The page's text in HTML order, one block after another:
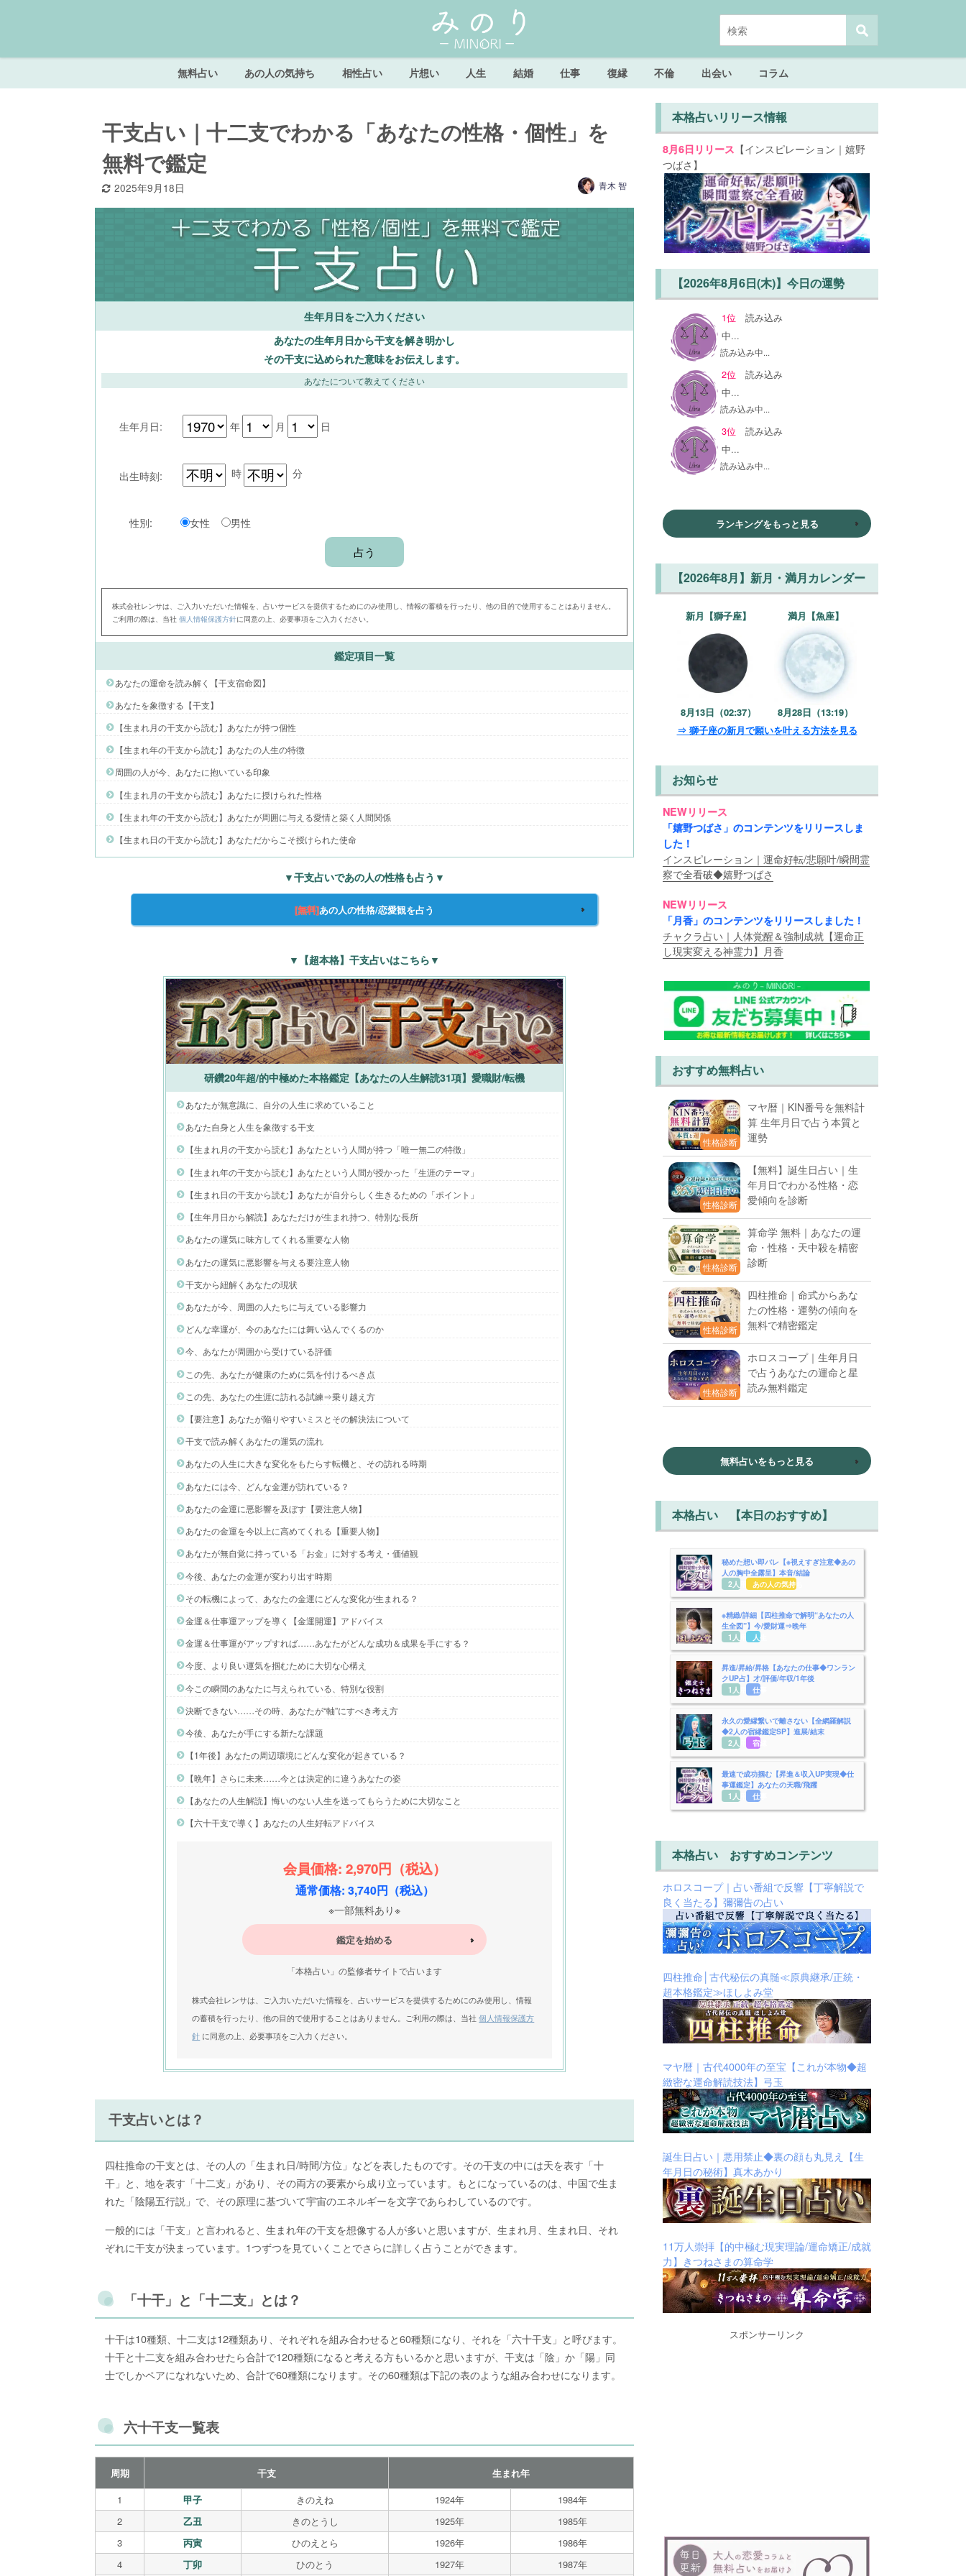
無料占い あの人の気持ち 相性占い 片想い 人生 結婚 仕事 復縁 不倫 出会い コラム
干支占い｜十二支でわかる「あなたの性格・個性」を
無料で鑑定
2025年9月18日 青木 智
生年月日をご入力ください
あなたの生年月日から干支を解き明かし
その干支に込められた意味をお伝えします。
あなたについて教えてください
生年月日: 年 月 日
出生時刻: 時 分
性別: 女性 男性
株式会社レンサは、ご入力いただいた情報を、占いサービスを提供するためにのみ使用し、情報の蓄積を行ったり、他の目的で使用することはありません。
ご利用の際は、当社個人情報保護方針に同意の上、必要事項をご入力ください。
鑑定項目一覧
あなたの運命を読み解く【干支宿命図】
あなたを象徴する【干支】
【生まれ月の干支から読む】あなたが持つ個性
【生まれ年の干支から読む】あなたの人生の特徴
周囲の人が今、あなたに抱いている印象
【生まれ月の干支から読む】あなたに授けられた性格
【生まれ年の干支から読む】あなたが周囲に与える愛情と築く人間関係
【生まれ日の干支から読む】あなただからこそ授けられた使命
▼干支占いであの人の性格も占う▼
[無料]あの人の性格/恋愛観を占う
▼【超本格】干支占いはこちら▼
研鑽20年超/的中極めた本格鑑定【あなたの人生解読31項】愛職財/転機
あなたが無意識に、自分の人生に求めていること
あなた自身と人生を象徴する干支
【生まれ月の干支から読む】あなたという人間が持つ「唯一無二の特徴」
【生まれ年の干支から読む】あなたという人間が授かった「生涯のテーマ」
【生まれ日の干支から読む】あなたが自分らしく生きるための「ポイント」
【生年月日から解読】あなただけが生まれ持つ、特別な長所
あなたの運気に味方してくれる重要な人物
あなたの運気に悪影響を与える要注意人物
干支から紐解くあなたの現状
あなたが今、周囲の人たちに与えている影響力
どんな幸運が、今のあなたには舞い込んでくるのか
今、あなたが周囲から受けている評価
この先、あなたが健康のために気を付けるべき点
この先、あなたの生涯に訪れる試練⇒乗り越え方
【要注意】あなたが陥りやすいミスとその解決法について
干支で読み解くあなたの運気の流れ
あなたの人生に大きな変化をもたらす転機と、その訪れる時期
あなたには今、どんな金運が訪れている？
あなたの金運に悪影響を及ぼす【要注意人物】
あなたの金運を今以上に高めてくれる【重要人物】
あなたが無自覚に持っている「お金」に対する考え・価値観
今後、あなたの金運が変わり出す時期
その転機によって、あなたの金運にどんな変化が生まれる？
金運＆仕事運アップを導く【金運開運】アドバイス
金運＆仕事運がアップすれば……あなたがどんな成功＆成果を手にする？
今度、より良い運気を掴むために大切な心構え
今この瞬間のあなたに与えられている、特別な役割
決断できない……その時、あなたが“軸”にすべき考え方
今後、あなたが手にする新たな課題
【1年後】あなたの周辺環境にどんな変化が起きている？
【晩年】さらに未来……今とは決定的に違うあなたの姿
【あなたの人生解読】悔いのない人生を送ってもらうために大切なこと
【六十干支で導く】あなたの人生好転アドバイス
会員価格: 2,970円（税込）
通常価格: 3,740円（税込）
※一部無料あり※
鑑定を始める
「本格占い」の監修者サイトで占います
株式会社レンサは、ご入力いただいた情報を、占いサービスを提供するためにのみ使用し、情報
の蓄積を行ったり、他の目的で使用することはありません。ご利用の際は、当社個人情報保護方
針 に同意の上、必要事項をご入力ください。
干支占いとは？
四柱推命の干支とは、その人の「生まれ日/時間/方位」などを表したものです。その干支の中には天を表す「十
干」と、地を表す「十二支」があり、その両方の要素から成り立っています。もとになっているのは、中国で生ま
れた「陰陽五行説」で、その原理に基づいて宇宙のエネルギーを文字であらわしているのです。
一般的には「干支」と言われると、生まれ年の干支を想像する人が多いと思いますが、生まれ月、生まれ日、それ
ぞれに干支が決まっています。1つずつを見ていくことでさらに詳しく占うことができます。
「十干」と「十二支」とは？
十干は10種類、十二支は12種類あり、それぞれを組み合わせると60種類になり、それを「六十干支」と呼びます。
十干と十二支を組み合わせたら合計で120種類になると考える方もいるかと思いますが、干支は「陰」か「陽」同
士でしかペアになれないため、合計で60種類になります。その60種類は下記の表のような組み合わせになります。
六十干支一覧表
周期 干支
生まれ年
1
甲子 きのえね 1924年
1984年
2
乙丑 きのとうし 1925年
1985年
3
丙寅 ひのえとら 1926年
1986年
4
丁卯 ひのとう 1927年 1987年
本格占いリリース情報
8月6日リリース 【インスピレーション｜嬉野
つばさ】
【2026年8月6日(木)】今日の運勢
1位読み込み
中...
読み込み中...
2位読み込み
中...
読み込み中...
3位読み込み
中...
読み込み中...
ランキングをもっと見る
【2026年8月】新月・満月カレンダー
新月【獅子座】
8月13日（02:37）
満月【魚座】
8月28日（13:19）
⇒ 獅子座の新月で願いを叶える方法を見る
お知らせ
NEWリリース
「嬉野つばさ」のコンテンツをリリースしま
した！
インスピレーション｜運命好転/悲願叶/瞬間霊
察で全看破◆嬉野つばさ
NEWリリース
「月香」のコンテンツをリリースしました！
チャクラ占い｜人体覚醒＆強制成就【運命正
し現実変える神霊力】月香
おすすめ無料占い
性格診断
マヤ暦｜KIN番号を無料計
算 生年月日で占う本質と
運勢
性格診断
【無料】誕生日占い｜生
年月日でわかる性格・恋
愛傾向を診断
性格診断
算命学 無料｜あなたの運
命・性格・天中殺を精密
診断
性格診断
四柱推命｜命式からあな
たの性格・運勢の傾向を
無料で精密鑑定
性格診断
ホロスコープ｜生年月日
で占うあなたの運命と星
読み無料鑑定
無料占いをもっと見る
本格占い 【本日のおすすめ】
秘めた想い即バレ【※視えすぎ注意◆あの
人の胸中全露呈】本音/結論
2人用 あの人の気持ち
※精緻/詳細【四柱推命で解明“あなたの人
生全図”】今/愛財運⇒晩年
1人用
人生
昇進/昇給/昇格【あなたの仕事◆ワンラン
クUP占】才/評価/年収/1年後
1人用
仕事
永久の愛縁繋いで離さない【全網羅解説
◆2人の宿縁鑑定SP】進展/結末
2人用
宿縁
最速で成功掴む【昇進＆収入UP実現◆仕
事運鑑定】あなたの天職/飛躍
1人用
仕事
本格占い おすすめコンテンツ
ホロスコープ｜占い番組で反響【丁寧解説で
良く当たる】彌彌告の占い
四柱推命│古代秘伝の真髄≪原典継承/正統・
超本格鑑定≫ほしよみ堂
マヤ暦｜古代4000年の至宝【これが本物◆超
緻密な運命解読技法】弓玉
誕生日占い｜悪用禁止◆裏の顔も丸見え【生
年月日の秘術】真木あかり
11万人崇拝【的中極む現実理論/運命矯正/成就
力】きつねさまの算命学
スポンサーリンク